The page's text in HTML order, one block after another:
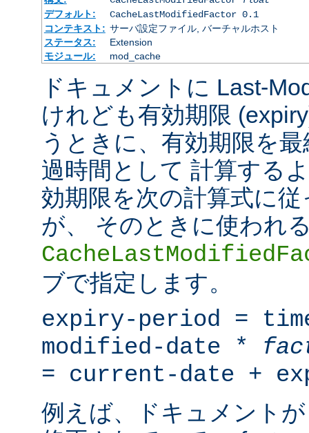
デフォルト:
CacheLastModifiedFactor 0.1
コンテキスト: サーバ設定ファイル, バーチャルホスト
ステータス:
Extension
モジュール:
mod_cache
ドキュメントに Last-
けれども有効期限
うときに、有効期限を
過時間として 計算する
効期限を次の計算式に
が、 そのときに使われ
ブで指定します。
expiry-period =
modified-date *
= current-date +
例えば、ドキュメント